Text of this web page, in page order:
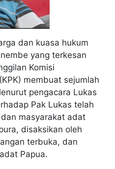
dan kuasa hukum
yang terkesan
Komisi
membuat sejumlah
pengacara Lukas
Pak Lukas telah
masyarakat adat
disaksikan oleh
terbuka, dan
Papua.